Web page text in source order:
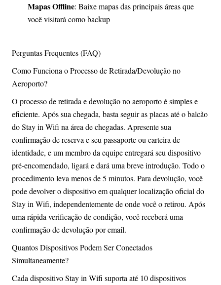
Mapas Offline: Baixe mapas das principais áreas que
você visitará como backup
Perguntas Frequentes (FAQ)
Como Funciona o Processo de Retirada/Devolução no
Aeroporto?
O processo de retirada e devolução no aeroporto é simples e
eficiente. Após sua chegada, basta seguir as placas até o balcão
do Stay in Wifi na área de chegadas. Apresente sua
confirmação de reserva e seu passaporte ou carteira de
identidade, e um membro da equipe entregará seu dispositivo
pré-encomendado, ligará e dará uma breve introdução. Todo o
procedimento leva menos de 5 minutos. Para devolução, você
pode devolver o dispositivo em qualquer localização oficial do
Stay in Wifi, independentemente de onde você o retirou. Após
uma rápida verificação de condição, você receberá uma
confirmação de devolução por email.
Quantos Dispositivos Podem Ser Conectados
Simultaneamente?
Cada dispositivo Stay in Wifi suporta até 10 dispositivos